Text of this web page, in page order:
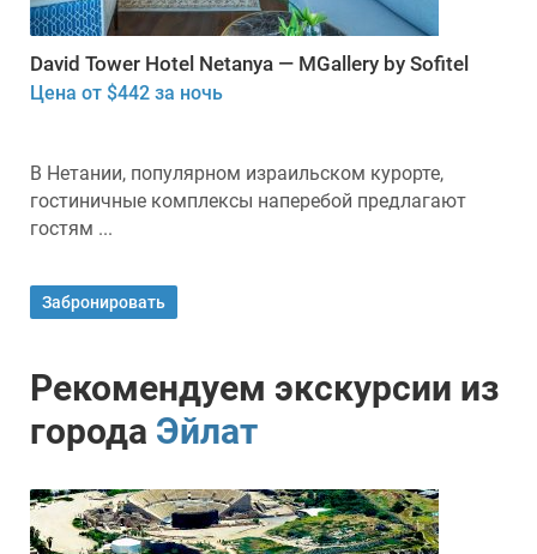
David Tower Hotel Netanya — MGallery by Sofitel
Цена от $442 за ночь
В Нетании, популярном израильском курорте,
гостиничные комплексы наперебой предлагают
гостям ...
Забронировать
Рекомендуем экскурсии из
города Эйлат